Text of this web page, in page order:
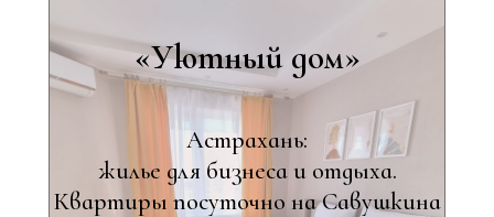
«Уютный дом»
Астрахань:
жилье для бизнеса и отдыха.
Квартиры посуточно на Савушкина